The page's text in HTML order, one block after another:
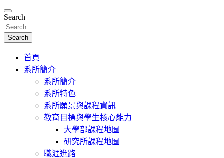
Search
Search
首頁
系所簡介
系所簡介
系所特色
系所願景與課程資訊
教育目標與學生核心能力
大學部課程地圖
研究所課程地圖
職涯進路